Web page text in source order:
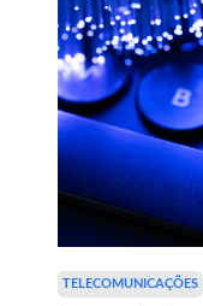
TELECOMUNICAÇÕES